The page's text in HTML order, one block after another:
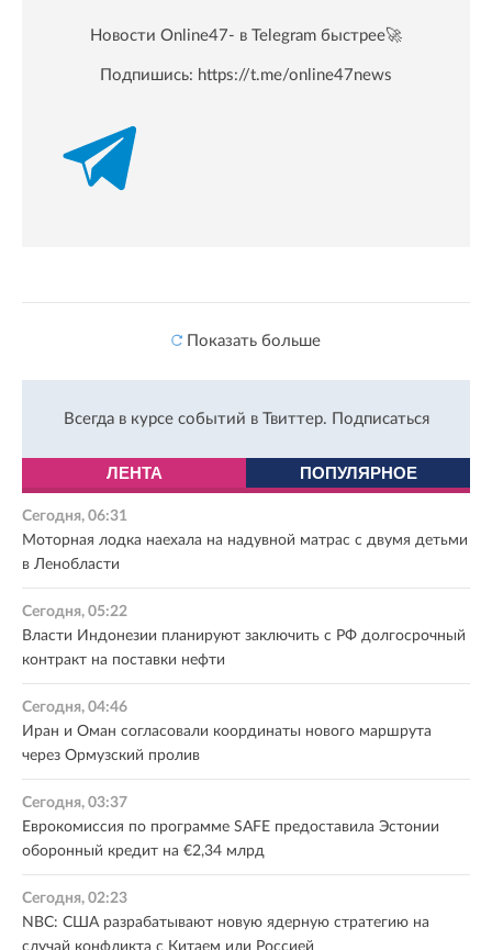
Новости Online47- в Telegram быстрее🚀
Подпишись: https://t.me/online47news
Показать больше
Всегда в курсе событий в Твиттер. Подписаться
ЛЕНТА ПОПУЛЯРНОЕ
Сегодня, 06:31
Моторная лодка наехала на надувной матрас с двумя детьми
в Ленобласти
Сегодня, 05:22
Власти Индонезии планируют заключить с РФ долгосрочный
контракт на поставки нефти
Сегодня, 04:46
Иран и Оман согласовали координаты нового маршрута
через Ормузский пролив
Сегодня, 03:37
Еврокомиссия по программе SAFE предоставила Эстонии
оборонный кредит на €2,34 млрд
Сегодня, 02:23
NBC: США разрабатывают новую ядерную стратегию на